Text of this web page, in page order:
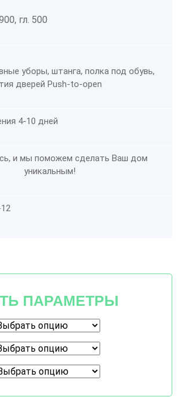
гл. 500
уборы, штанга, полка под обувь,
дверей Push-to-open
4-10 дней
и мы поможем сделать Ваш дом
уникальным!
ПАРАМЕТРЫ